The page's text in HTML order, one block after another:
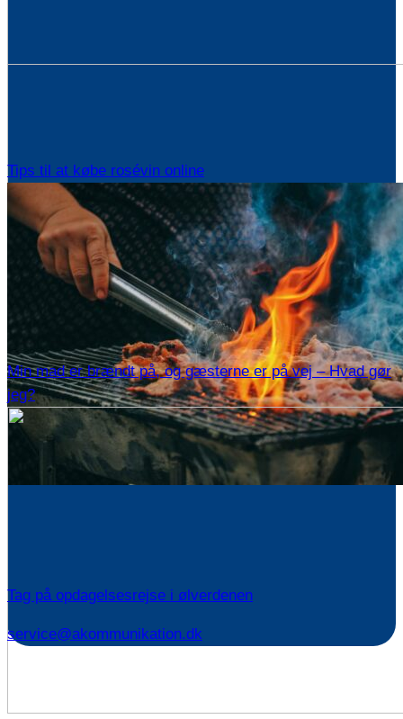
Tips til at købe rosévin online
Min mad er brændt på, og gæsterne er på vej – Hvad gør
jeg?
Tag på opdagelsesrejse i ølverdenen
service@akommunikation.dk